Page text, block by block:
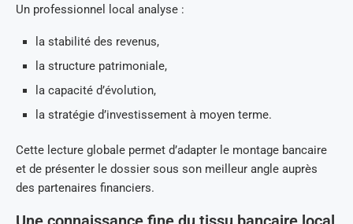
Un professionnel local analyse :
la stabilité des revenus,
la structure patrimoniale,
la capacité d’évolution,
la stratégie d’investissement à moyen terme.
Cette lecture globale permet d’adapter le montage bancaire
et de présenter le dossier sous son meilleur angle auprès
des partenaires financiers.